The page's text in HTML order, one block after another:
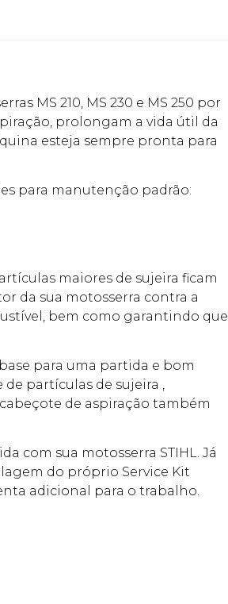
MS 210, MS 230 e MS 250 por
prolongam a vida útil da
esteja sempre pronta para
para manutenção padrão:
maiores de sujeira ficam
da sua motosserra contra a
bem como garantindo que
para uma partida e bom
partículas de sujeira ,
de aspiração também
com sua motosserra STIHL. Já
do próprio Service Kit
adicional para o trabalho.